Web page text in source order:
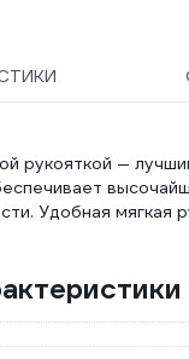
рукояткой —
Удобная